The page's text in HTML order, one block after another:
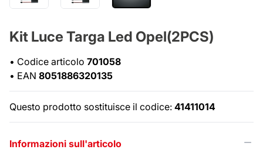
Kit Luce Targa Led Opel(2PCS)
• Codice articolo 701058
• EAN 8051886320135
Questo prodotto sostituisce il codice: 41411014
Informazioni sull'articolo